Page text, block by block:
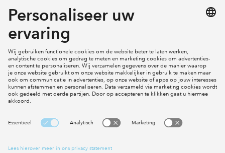
Mijn profiel
Social Media
Cookies